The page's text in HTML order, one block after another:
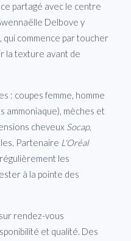
partagé avec le centre
Delbove y
commence par toucher
la texture avant de
: coupes femme, homme
ammoniaque), mèches et
cheveux Socap,
Partenaire L'Oréal
les
à la pointe des
rendez-vous
et qualité. Des